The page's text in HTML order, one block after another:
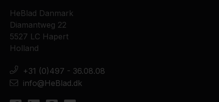
HeBlad Danmark
Diamantweg 22
5527 LC Hapert
Holland
+31 (0)497 - 36.08.08
info@HeBlad.dk